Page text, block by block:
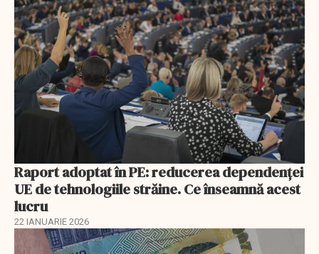
Raport adoptat în PE: reducerea dependenței
UE de tehnologiile străine. Ce înseamnă acest
lucru
22 IANUARIE 2026